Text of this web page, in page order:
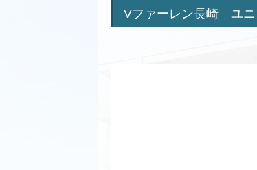
Vファーレン長崎 ユ